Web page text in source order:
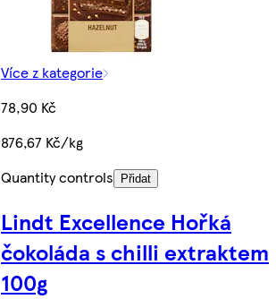
Více z kategorie
78,90 Kč
876,67 Kč/kg
Quantity controls
Přidat
Lindt Excellence Hořká
čokoláda s chilli extraktem
100g